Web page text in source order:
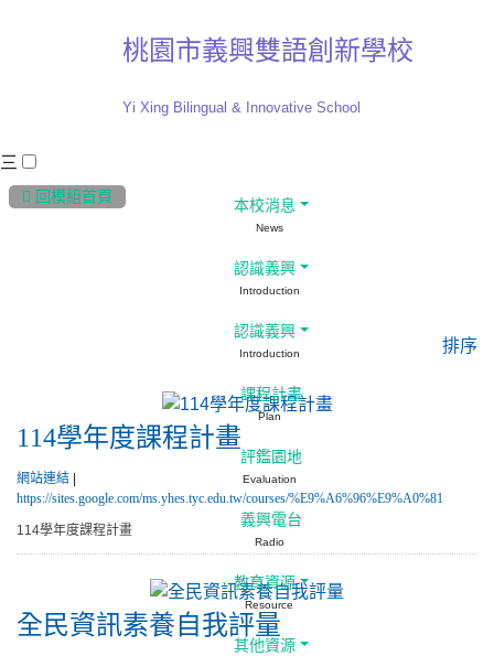
:::
 回模組首頁
網站連結
排序
114學年度課程計畫
網站連結
https://sites.google.com/ms.yhes.tyc.edu.tw/courses/%E9%A6%96%E9%A0%81
114學年度課程計畫
全民資訊素養自我評量
桃園市義興雙語創新學校
Yi Xing Bilingual & Innovative School
三
本校消息
News
認識義興
Introduction
認識義興
Introduction
課程計畫
Plan
評鑑園地
Evaluation
義興電台
Radio
教育資源
Resource
其他資源